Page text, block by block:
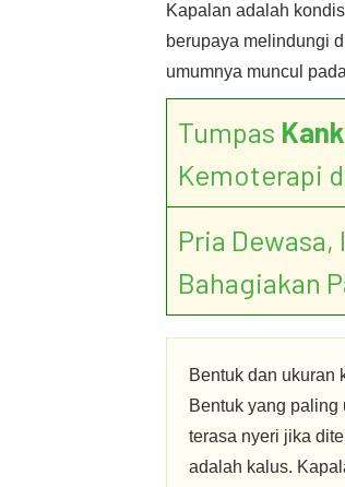
Kapalan adalah
berupaya melindungi
umumnya muncul
Tumpas
Kemoterapi
Pria Dewasa,
Bahagiakan
Bentuk dan ukuran
Bentuk yang
terasa nyeri jika
adalah kalus.